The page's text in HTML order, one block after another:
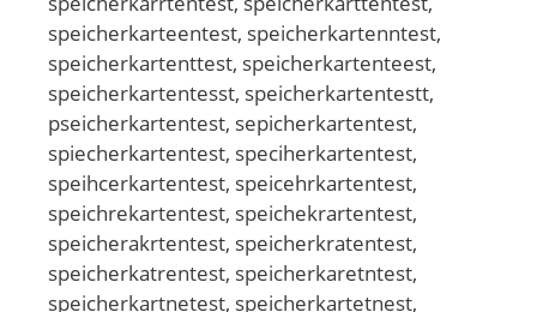
speicherkarteentest, speicherkartenntest,
speicherkartenttest, speicherkartenteest,
speicherkartentesst, speicherkartentestt,
pseicherkartentest, sepicherkartentest,
spiecherkartentest, speciherkartentest,
speihcerkartentest, speicehrkartentest,
speichrekartentest, speichekrartentest,
speicherakrtentest, speicherkratentest,
speicherkatrentest, speicherkaretntest,
speicherkartnetest, speicherkartetnest,